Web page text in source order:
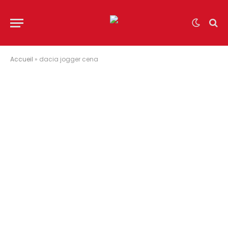
Accueil » dacia jogger cena